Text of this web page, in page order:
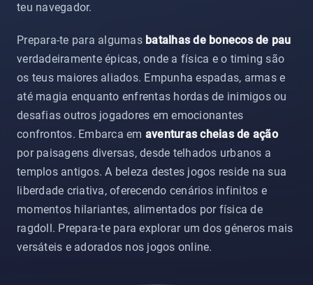
teu navegador.
Prepara-te para algumas batalhas de bonecos de pau
verdadeiramente épicas, onde a física e o timing são
os teus maiores aliados. Empunha espadas, armas e
até magia enquanto enfrentas hordas de inimigos ou
desafias outros jogadores em emocionantes
confrontos. Embarca em aventuras cheias de ação
por paisagens diversas, desde telhados urbanos a
templos antigos. A beleza destes jogos reside na sua
liberdade criativa, oferecendo cenários infinitos e
momentos hilariantes, alimentados por física de
ragdoll. Prepara-te para explorar um dos géneros mais
versáteis e adorados nos jogos online.